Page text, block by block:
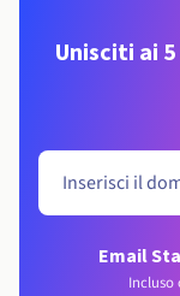
Unisciti ai
Email
Incluso